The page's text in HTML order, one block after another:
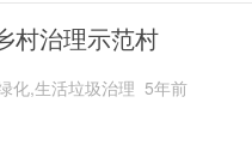
村治理示范村
化,生活垃圾治理 5年前